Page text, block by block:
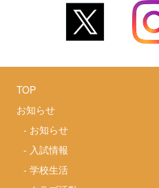
TOP
お知らせ
- お知らせ
- 入試情報
-学校生活